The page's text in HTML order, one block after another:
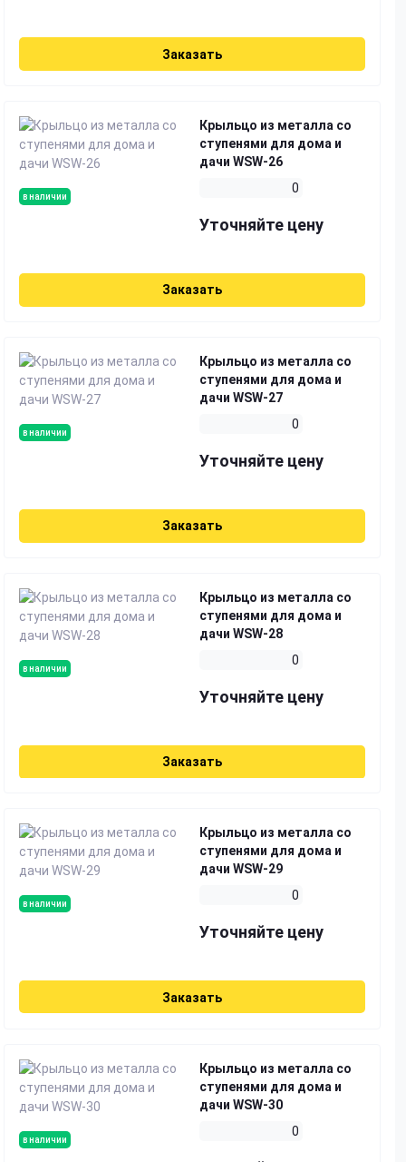
Заказать
в наличии
Крыльцо из металла со
ступенями для дома и
дачи WSW-26
0
Уточняйте цену
Заказать
в наличии
Крыльцо из металла со
ступенями для дома и
дачи WSW-27
0
Уточняйте цену
Заказать
в наличии
Крыльцо из металла со
ступенями для дома и
дачи WSW-28
0
Уточняйте цену
Заказать
в наличии
Крыльцо из металла со
ступенями для дома и
дачи WSW-29
0
Уточняйте цену
Заказать
в наличии
Крыльцо из металла со
ступенями для дома и
дачи WSW-30
0